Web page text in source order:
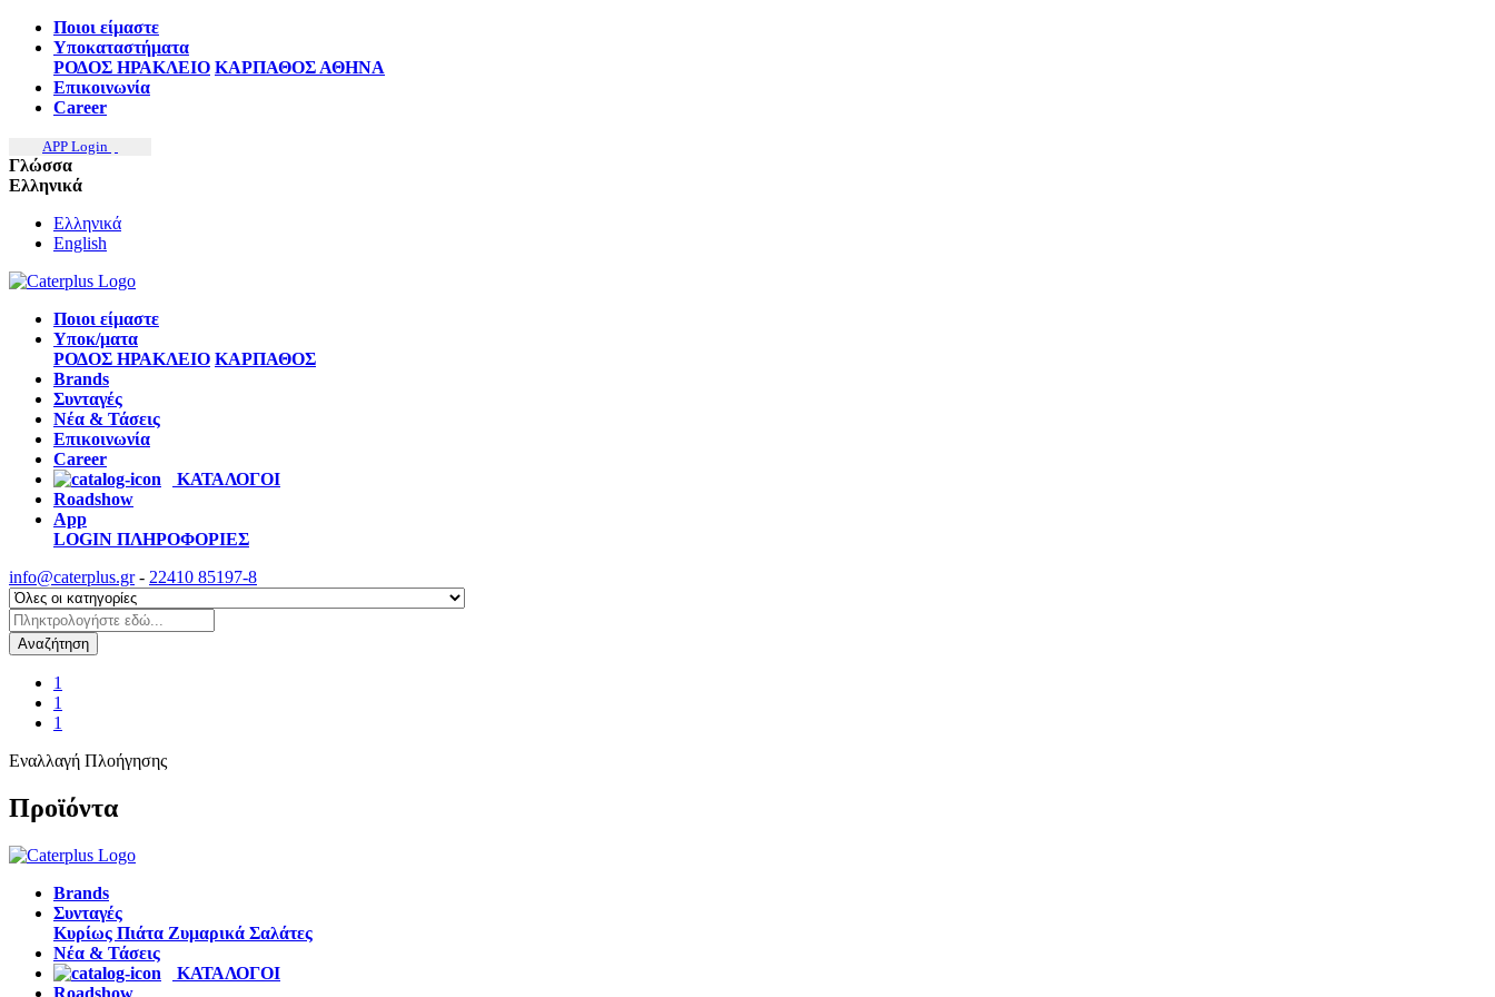
Ποιοι είμαστε
Υποκαταστήματα
ΡΟΔΟΣ ΗΡΑΚΛΕΙΟ ΚΑΡΠΑΘΟΣ ΑΘΗΝΑ
Επικοινωνία
Career
APP Login
Γλώσσα
Ελληνικά
Ελληνικά
English
Ποιοι είμαστε
Υποκ/ματα
ΡΟΔΟΣ ΗΡΑΚΛΕΙΟ ΚΑΡΠΑΘΟΣ
Brands
Συνταγές
Νέα & Τάσεις
Επικοινωνία
Career
ΚΑΤΑΛΟΓΟΙ
Roadshow
App
LOGIN ΠΛΗΡΟΦΟΡΙΕΣ
info@caterplus.gr- 22410 85197-8
Αναζήτηση
1
1
1
Εναλλαγή Πλοήγησης
Προϊόντα
Brands
Συνταγές
Κυρίως Πιάτα Ζυμαρικά Σαλάτες
Νέα & Τάσεις
ΚΑΤΑΛΟΓΟΙ
Roadshow